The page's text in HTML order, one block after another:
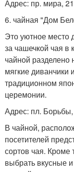
Адрес: пр. мира,
6. чайная "Дом
Это уютное место
за чашечкой чая в
чайной разделено
мягкие
традиционном
церемонии.
Адрес: пл. Борьбы,
В чайной,
посетителей
сортов чая. Кроме
выбрать вкусные